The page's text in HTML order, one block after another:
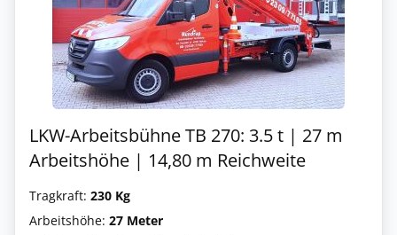
LKW-Arbeitsbühne TB 270: 3.5 t | 27 m
Arbeitshöhe | 14,80 m Reichweite
Tragkraft: 230 Kg
Arbeitshöhe: 27 Meter